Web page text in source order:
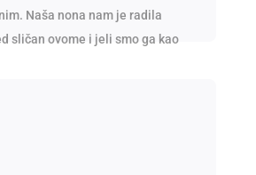
Naša nona nam je radila
sličan ovome i jeli smo ga kao